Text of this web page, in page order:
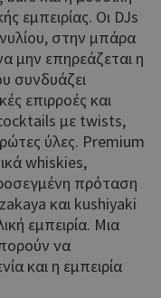
εμπειρίας. Οι DJs
στην μπάρα
μην επηρεάζεται η
συνδυάζει
επιρροές και
με twists,
ύλες. Premium
whiskies,
πρόταση
και kushiyaki
εμπειρία. Μια
να
και η εμπειρία